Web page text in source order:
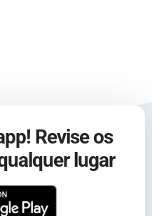
Revise os
lugar